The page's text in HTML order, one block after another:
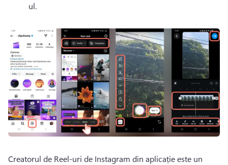
ul.
Creatorul de Reel-uri de Instagram din aplicație este un